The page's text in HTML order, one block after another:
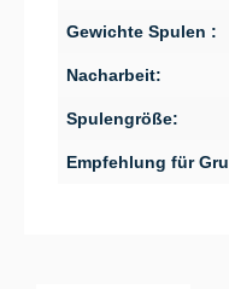
Gewichte Spulen :
Nacharbeit:
Spulengröße:
Empfehlung für